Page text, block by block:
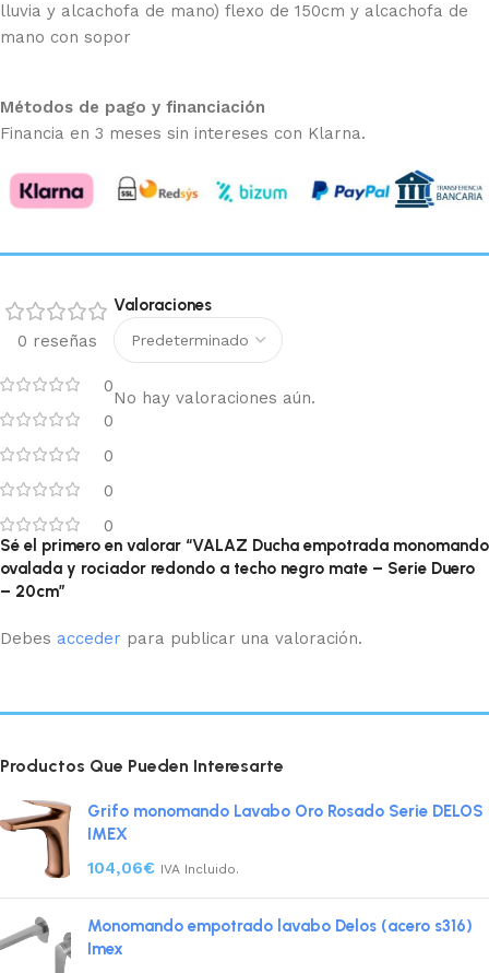
lluvia y alcachofa de mano) flexo de 150cm y alcachofa de
mano con sopor
Métodos de pago y financiación
Financia en 3 meses sin intereses con Klarna.
0 reseñas
0
0
0
0
0
Valoraciones
No hay valoraciones aún.
Sé el primero en valorar “VALAZ Ducha empotrada monomando
ovalada y rociador redondo a techo negro mate – Serie Duero
– 20cm”
Debes acceder para publicar una valoración.
Productos Que Pueden Interesarte
Grifo monomando Lavabo Oro Rosado Serie DELOS
IMEX
104,06€ IVA Incluido.
Monomando empotrado lavabo Delos (acero s316)
Imex